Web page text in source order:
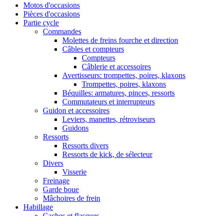
Motos d'occasions
Pièces d'occasions
Partie cycle
Commandes
Molettes de freins fourche et direction
Câbles et compteurs
Compteurs
Câblerie et accessoires
Avertisseurs: trompettes, poires, klaxons
Trompettes, poires, klaxons
Béquilles: armatures, pinces, ressorts
Commutateurs et interrupteurs
Guidon et accessoires
Leviers, manettes, rétroviseurs
Guidons
Ressorts
Ressorts divers
Ressorts de kick, de sélecteur
Divers
Visserie
Freinage
Garde boue
Mâchoires de frein
Habillage